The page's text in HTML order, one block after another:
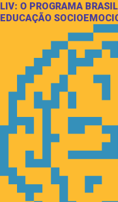
LIV: O PROGRAMA
EDUCAÇÃO